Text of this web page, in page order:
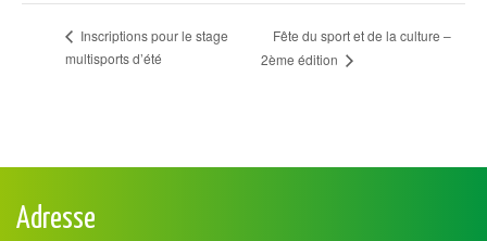
Inscriptions pour le stage
multisports d’été
Fête du sport et de la culture –
2ème édition
Adresse